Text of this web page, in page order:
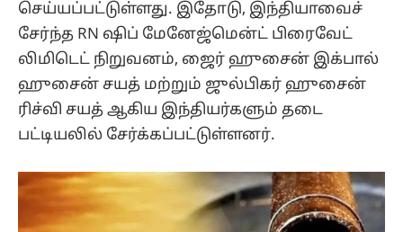
செய்யப்பட்டுள்ளது. இதோடு, இந்தியாவைச்
சேர்ந்த RN ஷிப் மேனேஜ்மென்ட் பிரைவேட்
லிமிடெட் நிறுவனம், ஜைர் ஹுசைன் இக்பால்
ஹுசைன் சயத் மற்றும் ஜுல்பிகர் ஹுசைன்
ரிச்வி சயத் ஆகிய இந்தியர்களும் தடை
பட்டியலில் சேர்க்கப்பட்டுள்ளனர்.